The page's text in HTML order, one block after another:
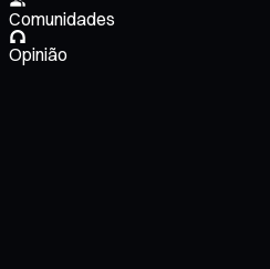
Comunidades
Opinião